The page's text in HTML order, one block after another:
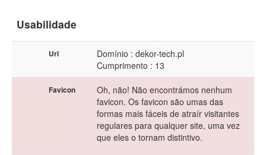
Usabilidade
Url
Domínio : dekor-tech.pl
Cumprimento : 13
Favicon
Oh, não! Não encontrámos nenhum
favicon. Os favicon são umas das
formas mais fáceis de atraír visitantes
regulares para qualquer site, uma vez
que eles o tornam distintivo.